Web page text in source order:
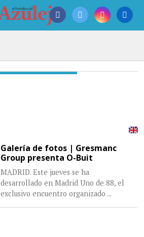
Galería de fotos | Gresmanc
Group presenta O-Buit
MADRID. Este jueves se ha
desarrollado en Madrid Uno de 88, el
exclusivo encuentro organizado ...